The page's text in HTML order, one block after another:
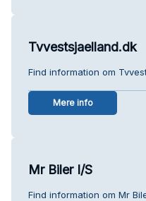
Tvvestsjaelland.dk
Find information om
Mere info
Mr Biler I/S
Find information om Mr